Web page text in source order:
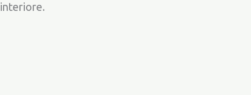
interiore.